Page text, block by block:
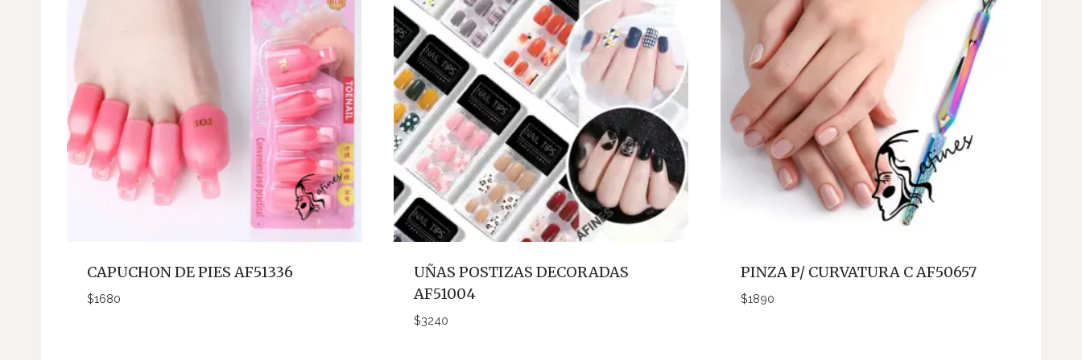
CAPUCHON DE PIES AF51336
$1680
UÑAS POSTIZAS DECORADAS
AF51004
$3240
PINZA P/ CURVATURA C AF50657
$1890